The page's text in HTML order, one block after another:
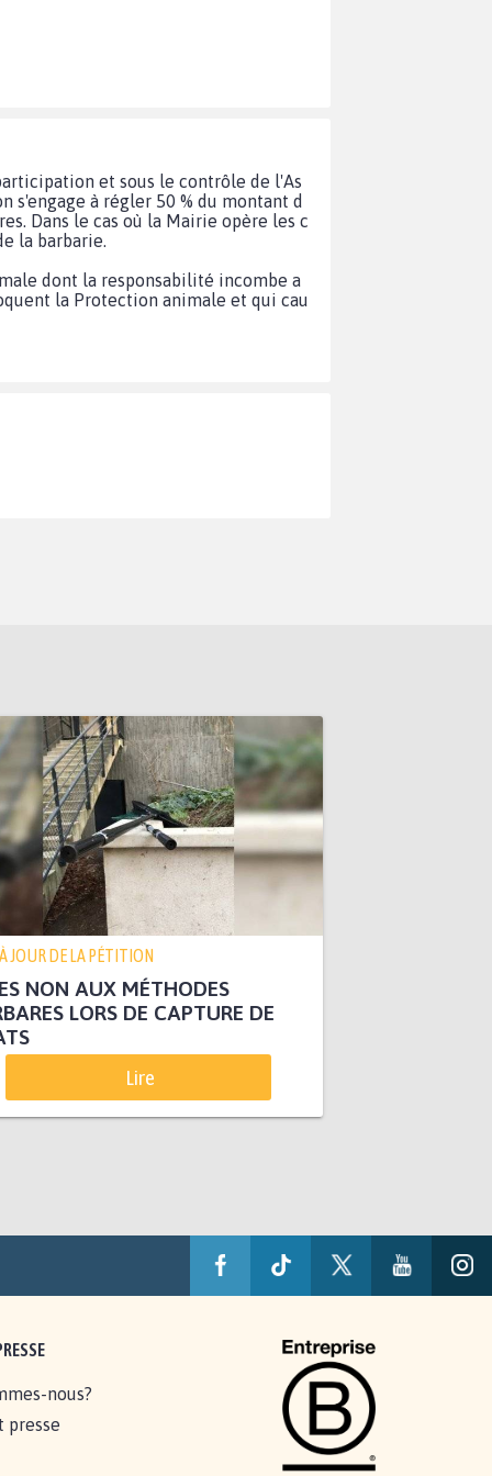
et sous le contrôle de l'As
s'engage à régler 50 % du montant d
Dans le cas où la Mairie opère les c
la barbarie.
dont la responsabilité incombe a
la Protection animale et qui cau
JOUR DE LA PÉTITION
NON AUX MÉTHODES
LORS DE CAPTURE DE
Lire
nous?
presse